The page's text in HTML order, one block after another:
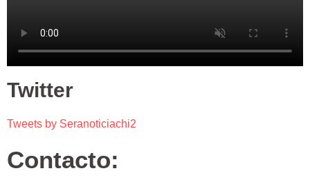
Twitter
Tweets by Seranoticiachi2
Contacto: